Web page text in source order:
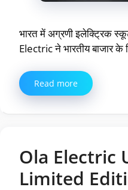
भारत में अग्रणी इलेक्ट्रिक
Electric ने भारतीय बाजार
Read more
Ola Electric
Limited